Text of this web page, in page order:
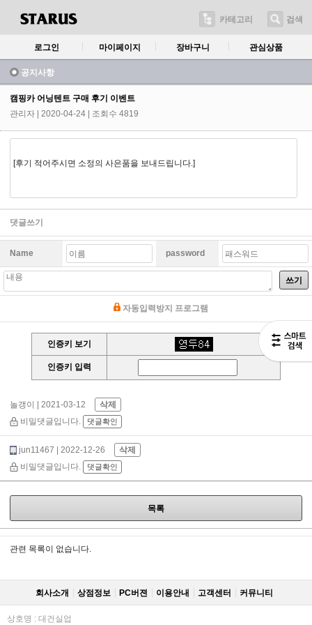
카테고리 검색
로그인 마이페이지 장바구니 관심상품
공지사항
캠핑카 어닝텐트 구매 후기 이벤트
관리자
| 2020-04-24 | 조회수 4819
[후기 적어주시면 소정의 사은품을 보내드립니다.]
댓글쓰기
Name password
쓰기
자동입력방지 프로그램
인증키 보기
인증키 입력
놀갱이 | 2021-03-12
삭제
비밀댓글입니다.
댓글확인
jun11467 | 2022-12-26
삭제
비밀댓글입니다.
댓글확인
목록
관련 목록이 없습니다.
회사소개 상점정보 PC버젼 이용안내 고객센터 커뮤니티
상호명 : 대건실업